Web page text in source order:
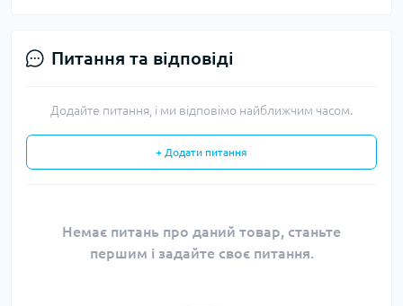
Питання та відповіді
Додайте питання, і ми відповімо найближчим часом.
+ Додати питання
Немає питань про даний товар, станьте
першим і задайте своє питання.